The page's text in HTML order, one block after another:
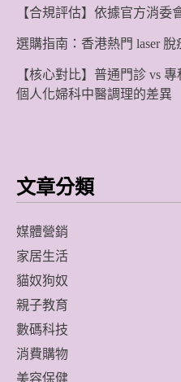
【合規評估】依據官方消委
選購指南：香港熱門 laser 脫
【核心對比】普通門診 vs
個人化婦科中醫調理的差異
文章分類
媒體營銷
家居生活
貓奴狗奴
親子教育
數碼科技
消費購物
美容保健